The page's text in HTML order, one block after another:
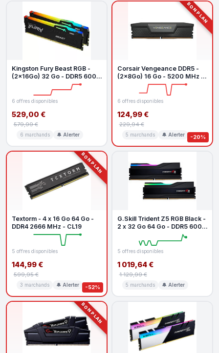
Kingston Fury Beast RGB -
(2x16Go) 32 Go - DDR5 6000
6 offres disponibles
529,00 €
579,99 €
6 marchands 🔔 Alerter
BON PLAN
-20%
Corsair Vengeance DDR5 -
(2x8Go) 16 Go - 5200 MHz -
6 offres disponibles
124,99 €
229,94 €
5 marchands 🔔 Alerter
BON PLAN
-52%
Textorm - 4 x 16 Go 64 Go -
DDR4 2666 MHz - CL19
5 offres disponibles
144,99 €
599,95 €
3 marchands 🔔 Alerter
G.Skill Trident Z5 RGB Black -
2 x 32 Go 64 Go - DDR5 6000
5 offres disponibles
1 019,64 €
1 129,99 €
5 marchands 🔔 Alerter
BON PLAN